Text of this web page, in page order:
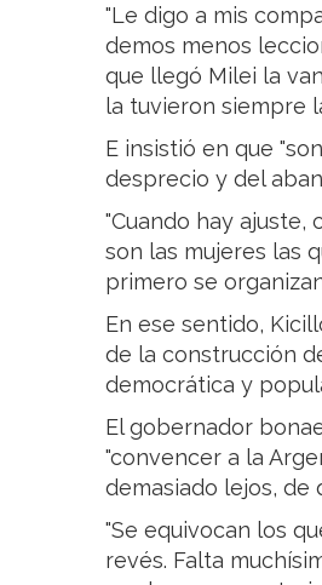
"Le digo a mis
demos menos
que llegó Milei la
la tuvieron siempre
E insistió en que
desprecio y del
"Cuando hay ajuste,
son las mujeres las
primero se
En ese sentido,
de la construcción
democrática y
El gobernador
"convencer a la
demasiado lejos, de
"Se equivocan los
revés. Falta